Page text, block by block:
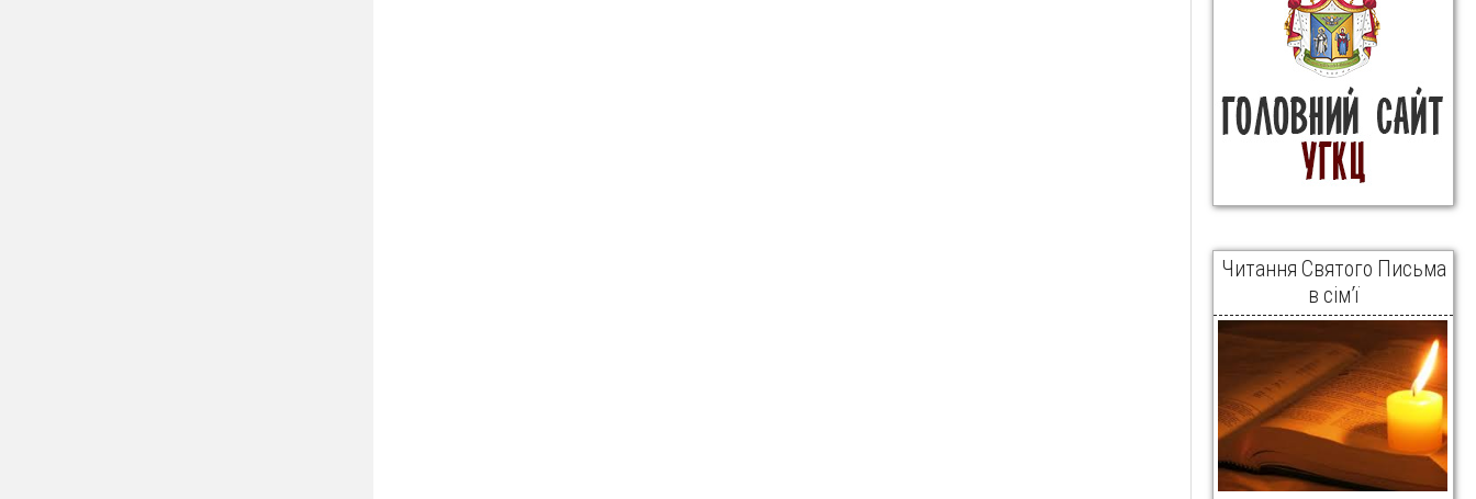
Читання Святого Письма
в сім’ї